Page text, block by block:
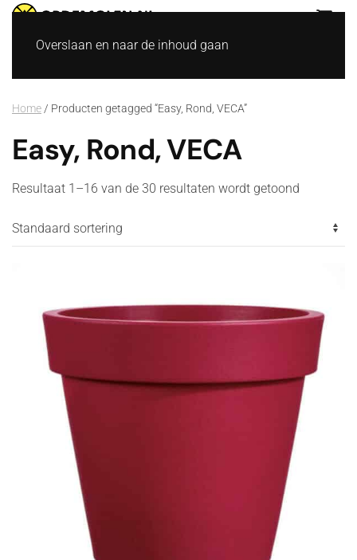
Overslaan en naar de inhoud gaan
Home / Producten getagged “Easy, Rond, VECA”
Easy, Rond, VECA
Resultaat 1–16 van de 30 resultaten wordt getoond